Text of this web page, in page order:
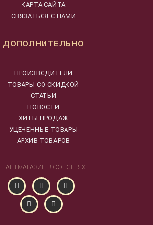
КАРТА САЙТА
СВЯЗАТЬСЯ С НАМИ
ДОПОЛНИТЕЛЬНО
ПРОИЗВОДИТЕЛИ
ТОВАРЫ СО СКИДКОЙ
СТАТЬИ
НОВОСТИ
ХИТЫ ПРОДАЖ
УЦЕНЕННЫЕ ТОВАРЫ
АРХИВ ТОВАРОВ
НАШ МАГАЗИН В СОЦСЕТЯХ